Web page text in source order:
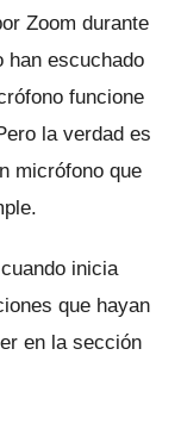
Zoom durante
han escuchado
funcione
la verdad es
micrófono que
inicia
que hayan
en la sección